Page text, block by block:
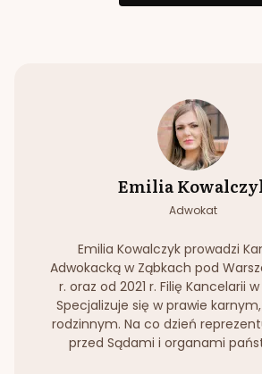
Emilia
Adwokat
Emilia Kowalczyk prowadzi
Adwokacką w Ząbkach pod
r. oraz od 2021 r. Filię Kancelarii
Specjalizuje się w prawie
rodzinnym. Na co dzień
przed Sądami i organami